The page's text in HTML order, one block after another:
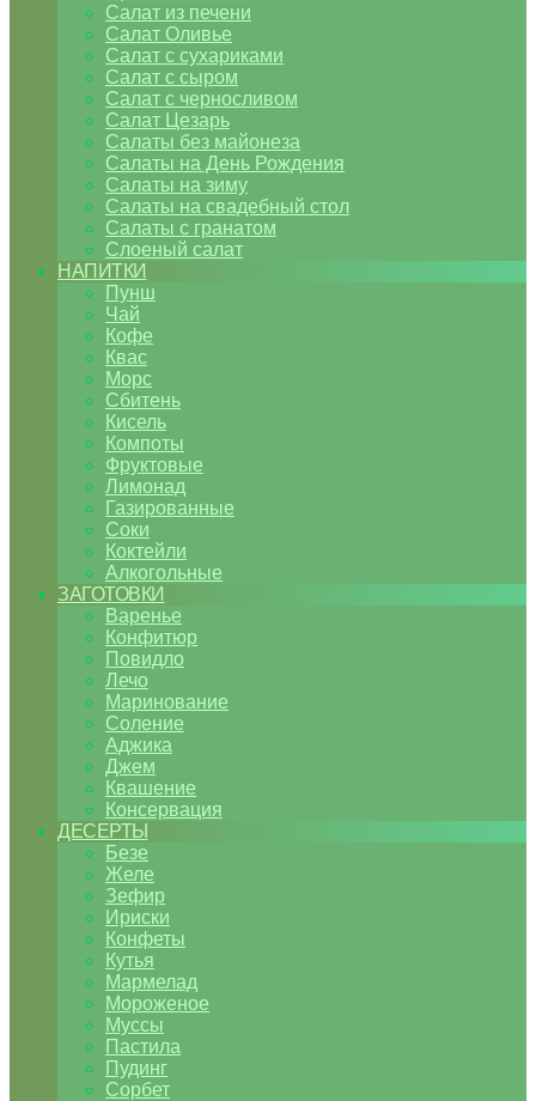
Салат из печени
Салат Оливье
Салат с сухариками
Салат с сыром
Салат с черносливом
Салат Цезарь
Салаты без майонеза
Салаты на День Рождения
Салаты на зиму
Салаты на свадебный стол
Салаты с гранатом
Слоеный салат
НАПИТКИ
Пунш
Чай
Кофе
Квас
Морс
Сбитень
Кисель
Компоты
Фруктовые
Лимонад
Газированные
Соки
Коктейли
Алкогольные
ЗАГОТОВКИ
Варенье
Конфитюр
Повидло
Лечо
Маринование
Соление
Аджика
Джем
Квашение
Консервация
ДЕСЕРТЫ
Безе
Желе
Зефир
Ириски
Конфеты
Кутья
Мармелад
Мороженое
Муссы
Пастила
Пудинг
Сорбет